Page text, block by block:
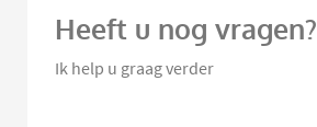
Heeft u nog vragen?
Ik help u graag verder